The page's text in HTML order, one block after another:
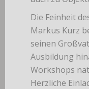
Die Feinheit
Markus Kurz
seinen
Ausbildung
Workshops
Herzliche